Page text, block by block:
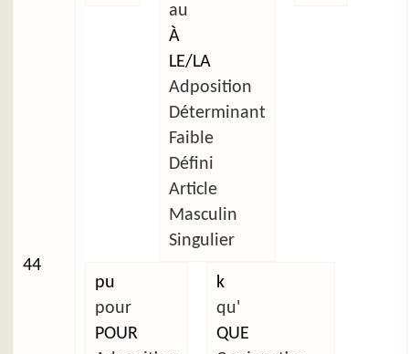
44
au
À
LE/LA
Adposition
Déterminant
Faible
Défini
Article
Masculin
Singulier
pu
pour
POUR
k
qu'
QUE